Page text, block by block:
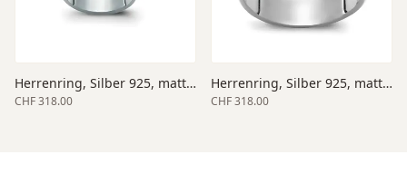
Herrenring, Silber 925, matt/poliert
CHF 318.00
Herrenring, Silber 925, matt/poliert
CHF 318.00